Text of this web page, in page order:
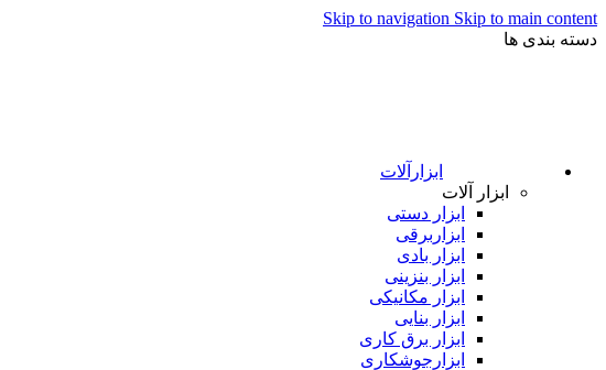
Skip to navigation Skip to main content
دسته بندی ها
ابزارآلات
ابزار آلات
ابزار دستی
ابزاربرقی
ابزار بادی
ابزار بنزینی
ابزار مکانیکی
ابزار بنایی
ابزار برق کاری
ابزارجوشکاری